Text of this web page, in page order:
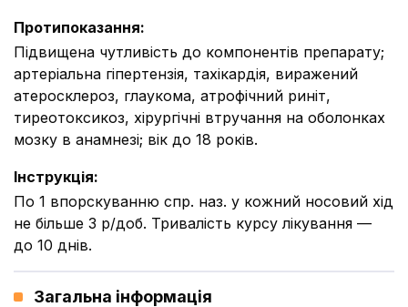
Протипоказання:
Підвищена чутливість до компонентів препарату;
артеріальна гіпертензія, тахікардія, виражений
атеросклероз, глаукома, атрофічний риніт,
тиреотоксикоз, хірургічні втручання на оболонках
мозку в анамнезі; вік до 18 років.
Інструкція:
По 1 впорскуванню спр. наз. у кожний носовий хід
не більше 3 р/доб. Тривалість курсу лікування —
до 10 днів.
Загальна інформація